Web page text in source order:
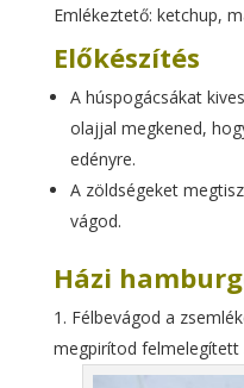
Emlékeztető: ketchup,
Előkészítés
A húspogácsákat
olajjal megkened,
edényre.
A zöldségeket
vágod.
Házi
Félbevágod a
megpirítod felmelegített